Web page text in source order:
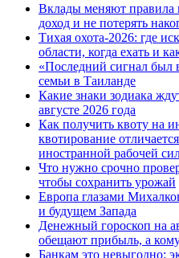
Вклады меняют правила
доход и не потерять
Тихая охота-2026: где
области, когда ехать и
«Последний сигнал был
семьи в Таиланде
Какие знаки зодиака
августе 2026 года
Как получить квоту на
квотирование
иностранной рабочей
Что нужно срочно
чтобы сохранить урожай
Европа глазами
и будущем Запада
Денежный гороскоп на
обещают прибыль, а
Банкам это невыгодно: